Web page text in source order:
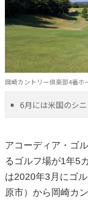
岡崎カントリー倶楽部4番ホ
6月には米国のシ
アコーディア・ゴ
るゴルフ場が1年5
は2020年3月にゴ
原市）から岡崎カ